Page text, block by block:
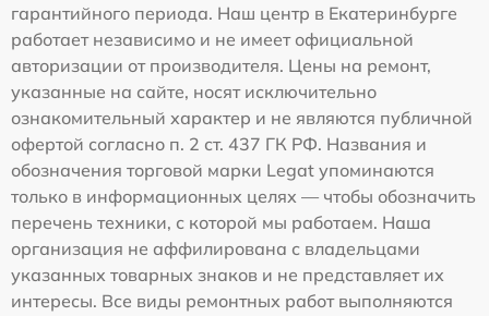
гарантийного периода. Наш центр в Екатеринбурге
работает независимо и не имеет официальной
авторизации от производителя. Цены на ремонт,
указанные на сайте, носят исключительно
ознакомительный характер и не являются публичной
офертой согласно п. 2 ст. 437 ГК РФ. Названия и
обозначения торговой марки Legat упоминаются
только в информационных целях — чтобы обозначить
перечень техники, с которой мы работаем. Наша
организация не аффилирована с владельцами
указанных товарных знаков и не представляет их
интересы. Все виды ремонтных работ выполняются